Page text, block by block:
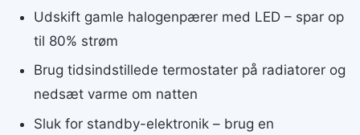
Udskift gamle halogenpærer med LED – spar op
til 80% strøm
Brug tidsindstillede termostater på radiatorer og
nedsæt varme om natten
Sluk for standby-elektronik – brug en